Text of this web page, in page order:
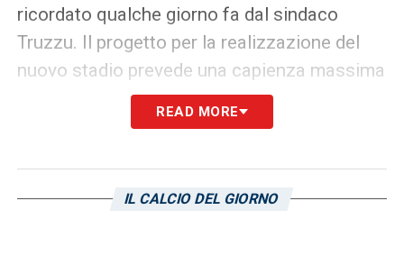
ricordato qualche giorno fa dal sindaco
Truzzu. Il progetto per la realizzazione del
nuovo stadio prevede una capienza massima
di 25.200 spettatori. La capienza
dell’impianto sarà tuttavia estendibile:
candidata, i posti a sedere saranno estesi a
READ MORE
IL CALCIO DEL GIORNO